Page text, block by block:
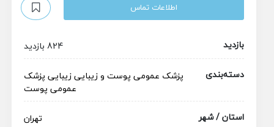
اطلاعات تماس
بازدید
824 بازدید
دسته‌بندی
پزشک عمومی پوست و زیباییزیبایی پزشک
عمومی پوست
استان / شهر
تهران